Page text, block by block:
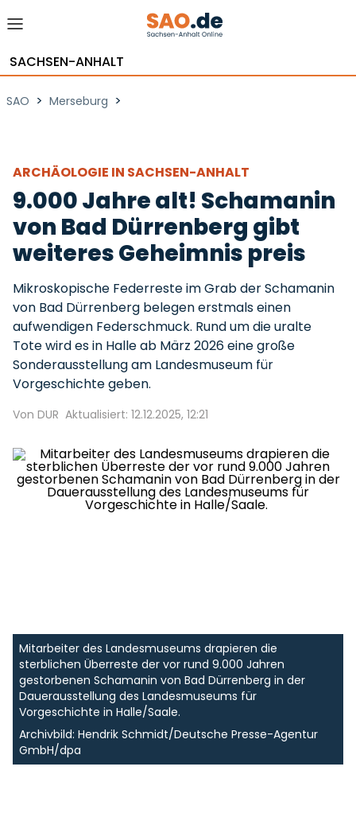
SACHSEN-ANHALT
SAO > Merseburg >
ARCHÄOLOGIE IN SACHSEN-ANHALT
9.000 Jahre alt! Schamanin
von Bad Dürrenberg gibt
weiteres Geheimnis preis
Mikroskopische Federreste im Grab der Schamanin
von Bad Dürrenberg belegen erstmals einen
aufwendigen Federschmuck. Rund um die uralte
Tote wird es in Halle ab März 2026 eine große
Sonderausstellung am Landesmuseum für
Vorgeschichte geben.
Von DUR Aktualisiert: 12.12.2025, 12:21
Mitarbeiter des Landesmuseums drapieren die
sterblichen Überreste der vor rund 9.000 Jahren
gestorbenen Schamanin von Bad Dürrenberg in der
Dauerausstellung des Landesmuseums für
Vorgeschichte in Halle/Saale.
Archivbild: Hendrik Schmidt/Deutsche Presse-Agentur
GmbH/dpa